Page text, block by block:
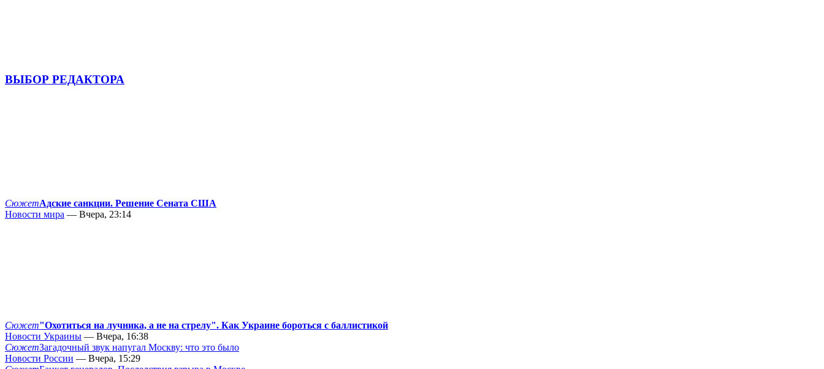
ВЫБОР РЕДАКТОРА
СюжетАдские санкции. Решение Сената США
Новости мира — Вчера, 23:14
Сюжет"Охотиться на лучника, а не на стрелу". Как Украине бороться с баллистикой
Новости Украины — Вчера, 16:38
СюжетЗагадочный звук напугал Москву: что это было
Новости России — Вчера, 15:29